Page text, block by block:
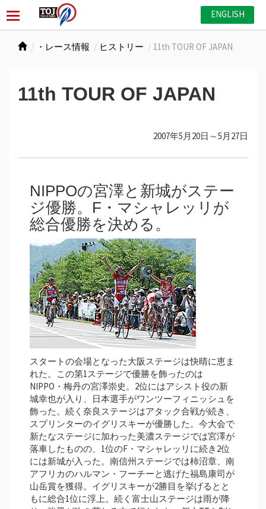
ENGLISH
・レース情報 ヒストリー 11th TOUR OF JAPAN
11th TOUR OF JAPAN
2007年5月20日～5月27日
NIPPOの宮澤と新城がステー
ジ優勝。F・マシャレッリが
総合優勝を決める。
スタートの会場となった大阪ステージは快晴に恵ま
れた。この第1ステージで優勝を飾ったのは
NIPPO・梅丹の宮澤崇史。2位にはアシスト役の新
城幸也が入り、日本選手がワンツーフィニッシュを
飾った。続く奈良ステージはアタック合戦が続き、
スプリンターのイグリスキーが優勝した。今大会で
新たなステージに加わった美濃ステージでは宮澤が
落車したものの、1位のF・マシャレッリに続き2位
には新城が入った。南信州ステージでは柿沼章、南
アフリカのハルマン・フーチーと逃げた福島康司が
山岳賞を獲得。イグリスキーが2勝目を挙げるとと
もに総合1位に浮上。続く富士山ステージは雨が降